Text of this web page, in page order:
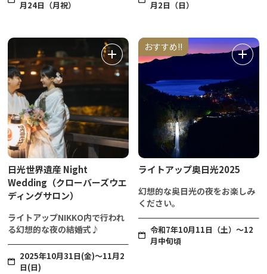
月24日（月祝） 月2日（日）
日光世界遺産 Night
Wedding（クローバーズウエ
ディングサロン）
ライトアップNIKKO内で行われ
る幻想的な夜の結婚式♪
2025年10月31日(金)～11月2
日(日)
おすすめ!!
ライトアップ奥日光2025
幻想的な奥日光の夜をお楽しみ
ください。
令和7年10月11日（土）～12
月中旬頃